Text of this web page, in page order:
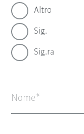
Altro
Sig.
Sig.ra
Nome